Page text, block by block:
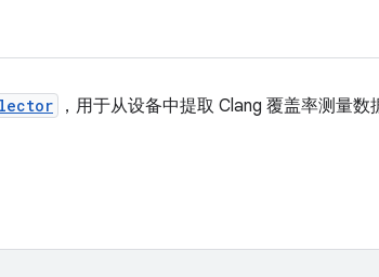
，用于从设备中提取 Clang 覆盖率测量数